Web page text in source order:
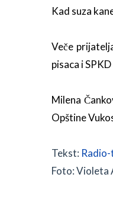
Kad suza
Veče
pisaca i
Milena
Opštine
Tekst:
Foto: Violeta